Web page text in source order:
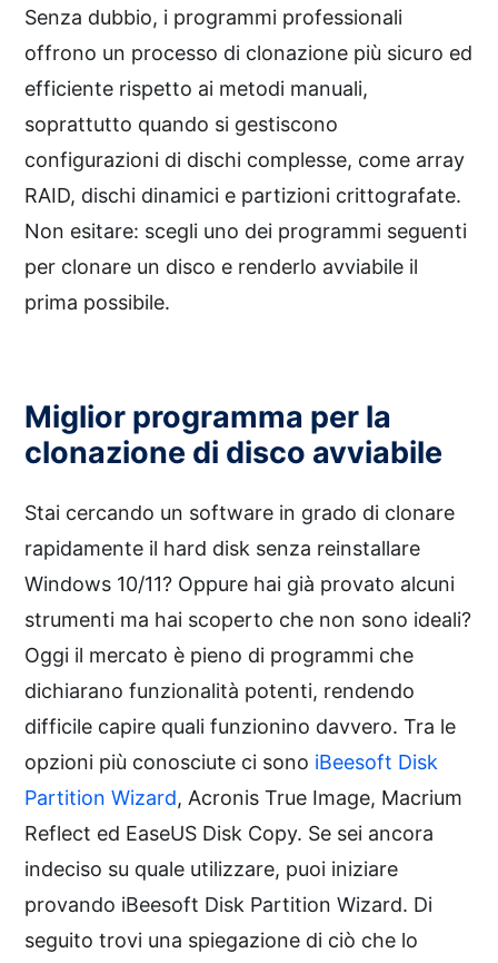
Senza dubbio, i programmi professionali
offrono un processo di clonazione più sicuro ed
efficiente rispetto ai metodi manuali,
soprattutto quando si gestiscono
configurazioni di dischi complesse, come array
RAID, dischi dinamici e partizioni crittografate.
Non esitare: scegli uno dei programmi seguenti
per clonare un disco e renderlo avviabile il
prima possibile.
Miglior programma per la
clonazione di disco avviabile
Stai cercando un software in grado di clonare
rapidamente il hard disk senza reinstallare
Windows 10/11? Oppure hai già provato alcuni
strumenti ma hai scoperto che non sono ideali?
Oggi il mercato è pieno di programmi che
dichiarano funzionalità potenti, rendendo
difficile capire quali funzionino davvero. Tra le
opzioni più conosciute ci sono iBeesoft Disk
Partition Wizard, Acronis True Image, Macrium
Reflect ed EaseUS Disk Copy. Se sei ancora
indeciso su quale utilizzare, puoi iniziare
provando iBeesoft Disk Partition Wizard. Di
seguito trovi una spiegazione di ciò che lo